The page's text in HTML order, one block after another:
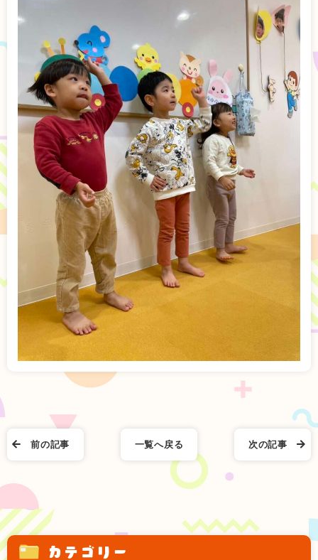
次の記事
一覧へ戻る
前の記事
カテゴリー